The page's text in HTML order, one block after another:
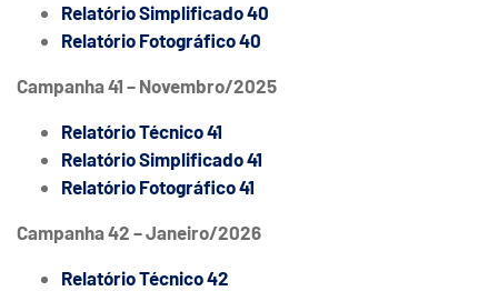
Relatório Simplificado 40
Relatório Fotográfico 40
Campanha 41 – Novembro/2025
Relatório Técnico 41
Relatório Simplificado 41
Relatório Fotográfico 41
Campanha 42 – Janeiro/2026
Relatório Técnico 42